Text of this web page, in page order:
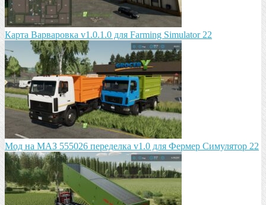
Карта Варваровка v1.0.1.0 для Farming Simulator 22
Мод на МАЗ 555026 пeрeдeлка v1.0 для Фермер Симулятор 22